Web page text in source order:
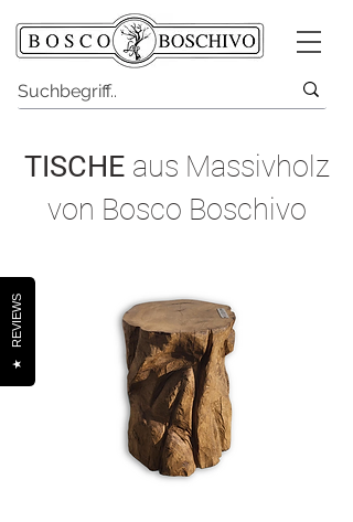
TISCHE aus Massivholz
von Bosco Boschivo
★
REVIEWS